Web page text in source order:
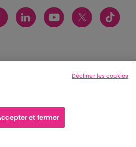
données personnelles
et fermer
Décliner les cookies